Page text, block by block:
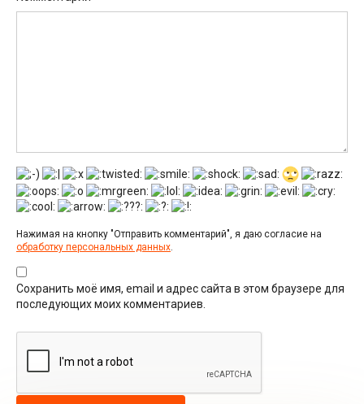
Нажимая на кнопку "Отправить комментарий", я даю согласие на
обработку персональных данных.
Сохранить моё имя, email и адрес сайта в этом браузере для
последующих моих комментариев.